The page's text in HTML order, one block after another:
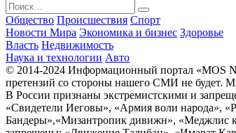
Общество Происшествия Спорт
Новости Мира Экономика и бизнес Здоровье
Власть Недвижимость
Наука и технологии Авто
© 2014-2024 Информационный портал «MOS
претензий со стороны нашего СМИ не будет.
В России признаны экстремистскими и
«Свидетели Иеговы», «Армия воли народа»,
Бандеры»,«Мизантропик дивижн», «Меджлис